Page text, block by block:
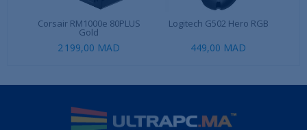
Corsair RM1000e 80PLUS
Gold
2 199,00 MAD
Logitech G502 Hero RGB
449,00 MAD